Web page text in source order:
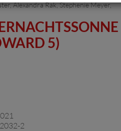
,Alexandra Rak,Stephenie Meyer,
5)
2